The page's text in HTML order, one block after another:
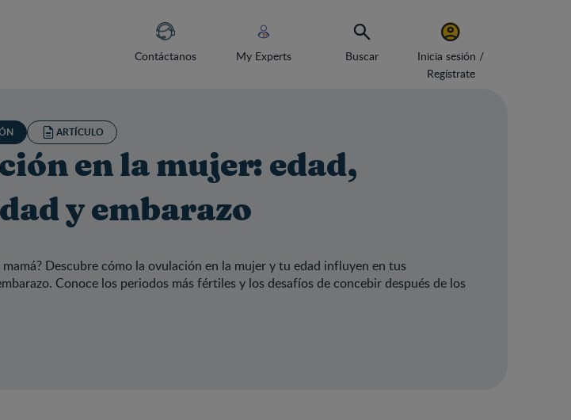
Contáctanos My Experts Buscar
Inicia sesión /
Regístrate
ARTÍCULO
en la mujer: edad,
y embarazo
mamá? Descubre cómo la ovulación en la mujer y tu edad influyen en tus
Conoce los periodos más fértiles y los desafíos de concebir después de los